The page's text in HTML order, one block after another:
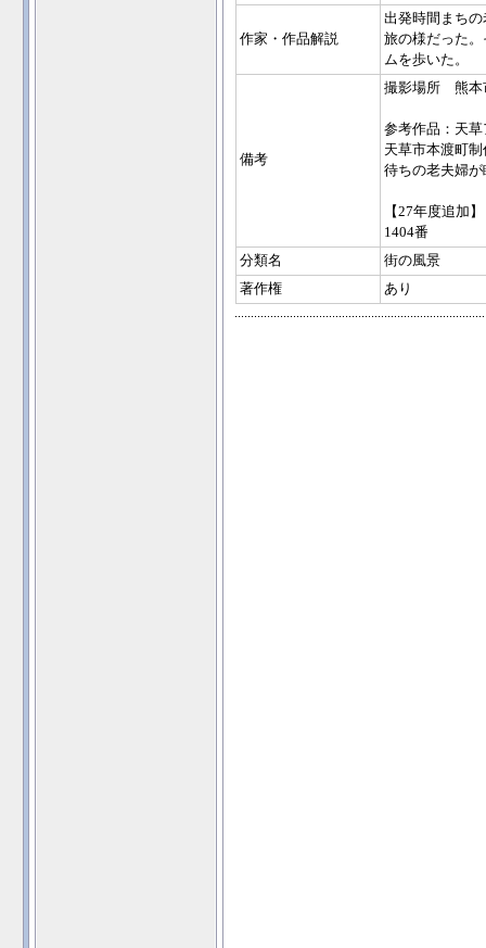
作家・作品解説
出発時間まち
旅の様だった
ムを歩いた。
備考
撮影場所 熊本
参考作品：天
天草市本渡町
待ちの老夫婦
【27年度追加】
1404番
分類名
街の風景
著作権
あり